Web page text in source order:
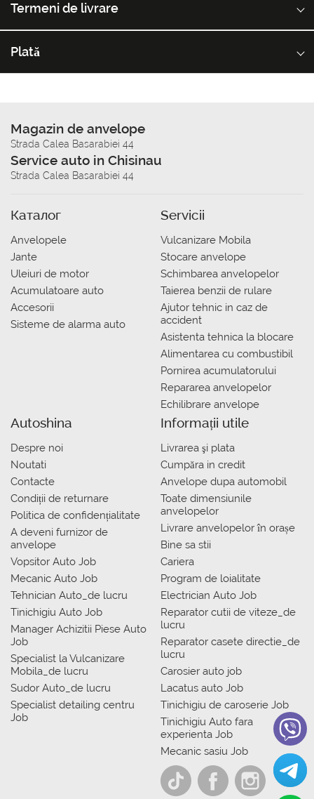
Termeni de livrare
Plată
Magazin de anvelope
Strada Calea Basarabiei 44
Service auto in Chisinau
Strada Calea Basarabiei 44
Каталог
Anvelopele
Jante
Uleiuri de motor
Acumulatoare auto
Accesorii
Sisteme de alarma auto
Servicii
Vulcanizare Mobila
Stocare anvelope
Schimbarea anvelopelor
Taierea benzii de rulare
Ajutor tehnic in caz de
accident
Asistenta tehnica la blocare
Alimentarea cu combustibil
Pornirea acumulatorului
Repararea anvelopelor
Echilibrare anvelope
Autoshina
Despre noi
Noutati
Contacte
Condiții de returnare
Politica de confidențialitate
A deveni furnizor de
anvelope
Vopsitor Auto Job
Mecanic Auto Job
Tehnician Auto_de lucru
Tinichigiu Auto Job
Manager Achizitii Piese Auto
Job
Specialist la Vulcanizare
Mobila_de lucru
Sudor Auto_de lucru
Specialist detailing centru
Job
Informații utile
Livrarea şi plata
Сumpăra in credit
Anvelope dupa automobil
Toate dimensiunile
anvelopelor
Livrare anvelopelor în orașe
Bine sa stii
Cariera
Program de loialitate
Electrician Auto Job
Reparator cutii de viteze_de
lucru
Reparator casete directie_de
lucru
Carosier auto job
Lacatus auto Job
Tinichigiu de caroserie Job
Tinichigiu Auto fara
experienta Job
Mecanic sasiu Job